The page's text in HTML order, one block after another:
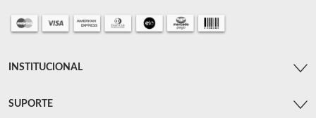
INSTITUCIONAL
SUPORTE